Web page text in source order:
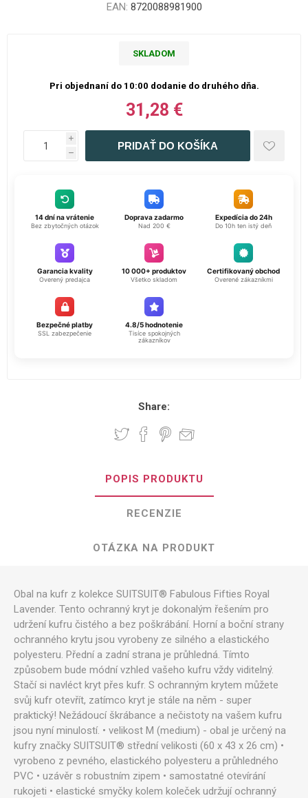
EAN: 8720088981900
SKLADOM
Pri objednaní do 10:00 dodanie do druhého dňa.
31,28 €
i
h
14 dní na vrátenie
Bez zbytočných otázok
Doprava zadarmo
Nad 200 €
Expedícia do 24h
Do 10h ten istý deň
Garancia kvality
Overený predajca
10 000+ produktov
Všetko skladom
Certifikovaný obchod
Overené zákazníkmi
Bezpečné platby
SSL zabezpečenie
4.8/5 hodnotenie
Tisíce spokojných
zákazníkov
Share:
POPIS PRODUKTU
RECENZIE
OTÁZKA NA PRODUKT
Obal na kufr z kolekce SUITSUIT® Fabulous Fifties Royal
Lavender. Tento ochranný kryt je dokonalým řešením pro
udržení kufru čistého a bez poškrábání. Horní a boční strany
ochranného krytu jsou vyrobeny ze silného a elastického
polyesteru. Přední a zadní strana je průhledná. Tímto
způsobem bude módní vzhled vašeho kufru vždy viditelný.
Stačí si navléct kryt přes kufr. S ochranným krytem můžete
svůj kufr otevřít, zatímco kryt je stále na něm - super
praktický! Nežádoucí škrábance a nečistoty na vašem kufru
jsou nyní minulostí. • velikost M (medium) - obal je určený na
kufry značky SUITSUIT® střední velikosti (60 x 43 x 26 cm) •
vyrobeno z pevného, ​​elastického polyesteru a průhledného
PVC • uzávěr s robustním zipem • samostatné otevírání
rukojeti • elastické smyčky kolem koleček udržují ochranný